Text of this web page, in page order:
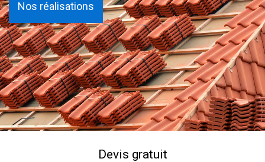
Nos réalisations
Devis gratuit